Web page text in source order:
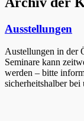
Ausstellungen
Austellungen in der
Seminare kann
werden – bitte
sicherheitshalber bei